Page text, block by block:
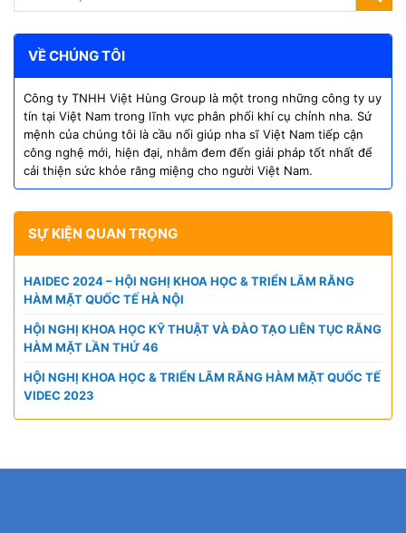
VỀ CHÚNG TÔI
Công ty TNHH Việt Hùng Group là một trong những công ty uy
tín tại Việt Nam trong lĩnh vực phân phối khí cụ chỉnh nha. Sứ
mệnh của chúng tôi là cầu nối giúp nha sĩ Việt Nam tiếp cận
công nghệ mới, hiện đại, nhằm đem đến giải pháp tốt nhất để
cải thiện sức khỏe răng miệng cho người Việt Nam.
SỰ KIỆN QUAN TRỌNG
HAIDEC 2024 – HỘI NGHỊ KHOA HỌC & TRIỂN LÃM RĂNG
HÀM MẶT QUỐC TẾ HÀ NỘI
HỘI NGHỊ KHOA HỌC KỸ THUẬT VÀ ĐÀO TẠO LIÊN TỤC RĂNG
HÀM MẶT LẦN THỨ 46
HỘI NGHỊ KHOA HỌC & TRIỂN LÃM RĂNG HÀM MẶT QUỐC TẾ
VIDEC 2023